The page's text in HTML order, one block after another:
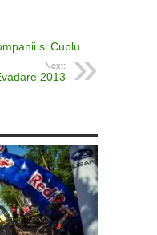
si Cuplu
Next:
2013